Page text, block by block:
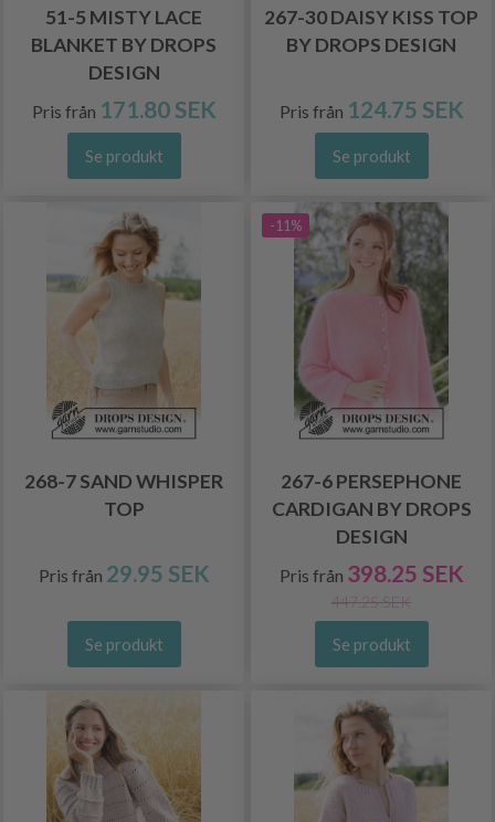
51-5 MISTY LACE
BLANKET BY DROPS
DESIGN
Pris från 171.80 SEK
Se produkt
267-30 DAISY KISS TOP
BY DROPS DESIGN
Pris från 124.75 SEK
Se produkt
268-7 SAND WHISPER
TOP
Pris från 29.95 SEK
Se produkt
-11%
267-6 PERSEPHONE
CARDIGAN BY DROPS
DESIGN
Pris från 398.25 SEK
447.25 SEK
Se produkt